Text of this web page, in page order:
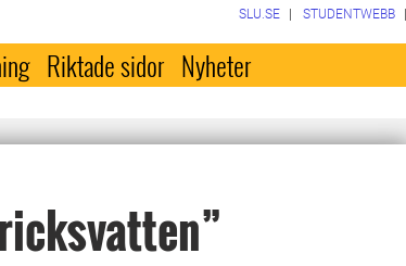
SLU.SE STUDENTWEBB
Riktade sidor Nyheter